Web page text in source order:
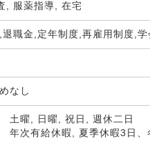
, 服薬指導, 在宅
職金,定年制度,再雇用制度,
なし
土曜, 日曜, 祝日, 週休二日
年次有給休暇, 夏季休暇3日